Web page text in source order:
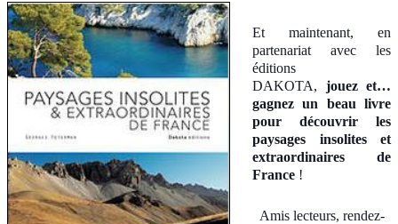
Et maintenant, en
partenariat avec les
éditions
DAKOTA, jouez et…
gagnez un beau livre
pour découvrir les
paysages insolites et
extraordinaires de
France !
Amis lecteurs, rendez-